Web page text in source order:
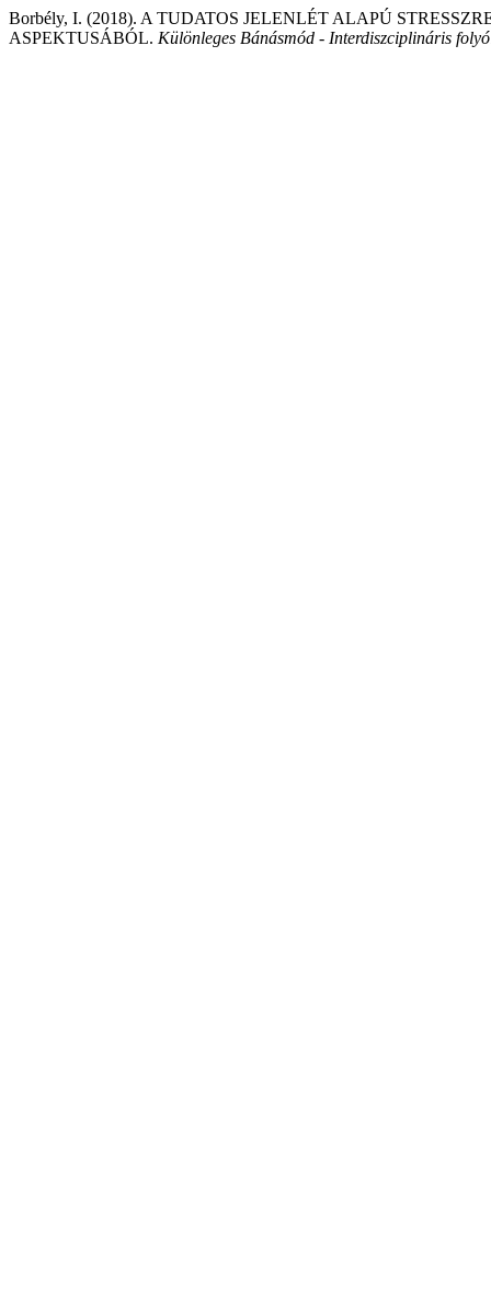
Borbély, I. (2018). A TUDATOS JELENLÉT ALAPÚ
ASPEKTUSÁBÓL. Különleges Bánásmód - Interdiszciplináris